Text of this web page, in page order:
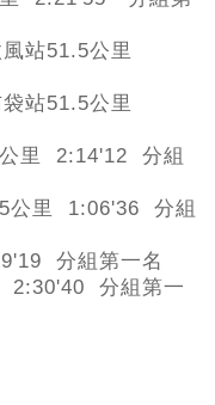
站51.5公里
站51.5公里
里 2:14'12 分組
公里 1:06'36 分組
分組第一名
2:30'40 分組第一